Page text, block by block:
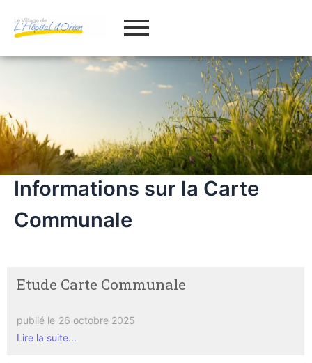
Informations sur la Carte
Communale
Etude Carte Communale
publié le 26 octobre 2025
Lire la suite...